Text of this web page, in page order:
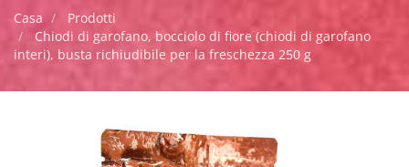
Casa
Prodotti
Chiodi di garofano, bocciolo di fiore (chiodi di garofano
interi), busta richiudibile per la freschezza 250 g